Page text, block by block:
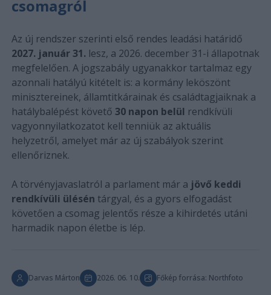
csomagról
Az új rendszer szerinti első rendes leadási határidő
2027. január 31. lesz, a 2026. december 31-i állapotnak
megfelelően. A jogszabály ugyanakkor tartalmaz egy
azonnali hatályú kitételt is: a kormány leköszönt
minisztereinek, államtitkárainak és családtagjaiknak a
hatálybalépést követő 30 napon belül rendkívüli
vagyonnyilatkozatot kell tenniük az aktuális
helyzetről, amelyet már az új szabályok szerint
ellenőriznek.
A törvényjavaslatról a parlament már a jövő keddi
rendkívüli ülésén tárgyal, és a gyors elfogadást
követően a csomag jelentős része a kihirdetés utáni
harmadik napon életbe is lép.
Darvas Márton 2026. 06. 10. Főkép forrása: Northfoto